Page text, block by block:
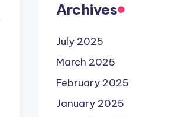
Archives
July 2025
March 2025
February 2025
January 2025